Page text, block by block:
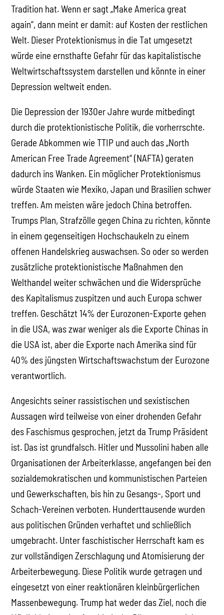
Tradition hat. Wenn er sagt „Make America great
again“, dann meint er damit: auf Kosten der restlichen
Welt. Dieser Protektionismus in die Tat umgesetzt
würde eine ernsthafte Gefahr für das kapitalistische
Weltwirtschaftssystem darstellen und könnte in einer
Depression weltweit enden.
Die Depression der 1930er Jahre wurde mitbedingt
durch die protektionistische Politik, die vorherrschte.
Gerade Abkommen wie TTIP und auch das „North
American Free Trade Agreement“ (NAFTA) geraten
dadurch ins Wanken. Ein möglicher Protektionismus
würde Staaten wie Mexiko, Japan und Brasilien schwer
treffen. Am meisten wäre jedoch China betroffen.
Trumps Plan, Strafzölle gegen China zu richten, könnte
in einem gegenseitigen Hochschaukeln zu einem
offenen Handelskrieg auswachsen. So oder so werden
zusätzliche protektionistische Maßnahmen den
Welthandel weiter schwächen und die Widersprüche
des Kapitalismus zuspitzen und auch Europa schwer
treffen. Geschätzt 14% der Eurozonen-Exporte gehen
in die USA, was zwar weniger als die Exporte Chinas in
die USA ist, aber die Exporte nach Amerika sind für
40% des jüngsten Wirtschaftswachstum der Eurozone
verantwortlich.
Angesichts seiner rassistischen und sexistischen
Aussagen wird teilweise von einer drohenden Gefahr
des Faschismus gesprochen, jetzt da Trump Präsident
ist. Das ist grundfalsch. Hitler und Mussolini haben alle
Organisationen der Arbeiterklasse, angefangen bei den
sozialdemokratischen und kommunistischen Parteien
und Gewerkschaften, bis hin zu Gesangs-, Sport und
Schach-Vereinen verboten. Hunderttausende wurden
aus politischen Gründen verhaftet und schließlich
umgebracht. Unter faschistischer Herrschaft kam es
zur vollständigen Zerschlagung und Atomisierung der
Arbeiterbewegung. Diese Politik wurde getragen und
eingesetzt von einer reaktionären kleinbürgerlichen
Massenbewegung. Trump hat weder das Ziel, noch die